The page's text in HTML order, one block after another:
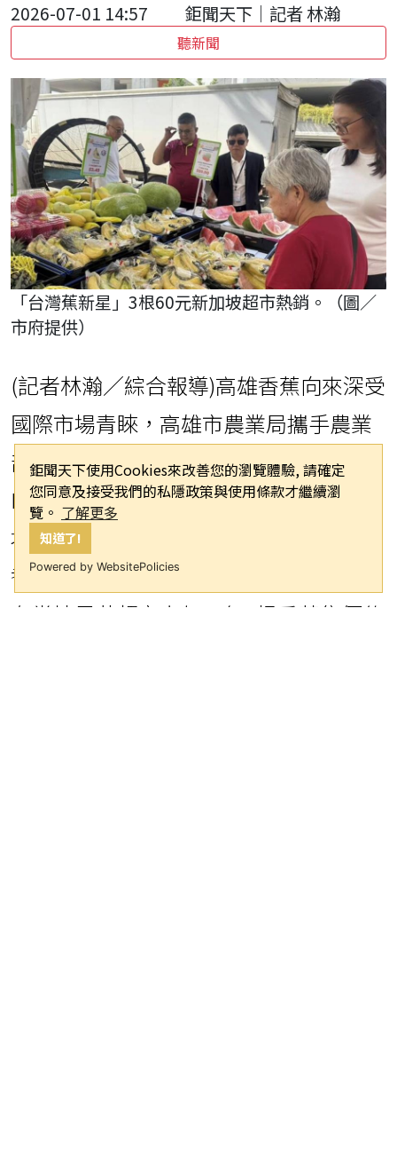
鉅聞天下使用Cookies來改善您的瀏覽體驗, 請確定
您同意及接受我們的私隱政策與使用條款才繼續瀏
覽。 了解更多
知道了!
Powered by WebsitePolicies
2026-07-01 14:57 鉅聞天下｜記者 林瀚
聽新聞
「台灣蕉新星」3根60元新加坡超市熱銷。（圖／
市府提供）
(記者林瀚／綜合報導)高雄香蕉向來深受
國際市場青睞，高雄市農業局攜手農業
部推出全新香蕉品牌「台灣蕉新星
Bananova」，首波正式進軍新加坡市
場，不僅成功取得全年訂單，首批10噸
香蕉也已順利出口，並於今（1）日正式
在當地昇菘超市上架，每3根香蕉售價約